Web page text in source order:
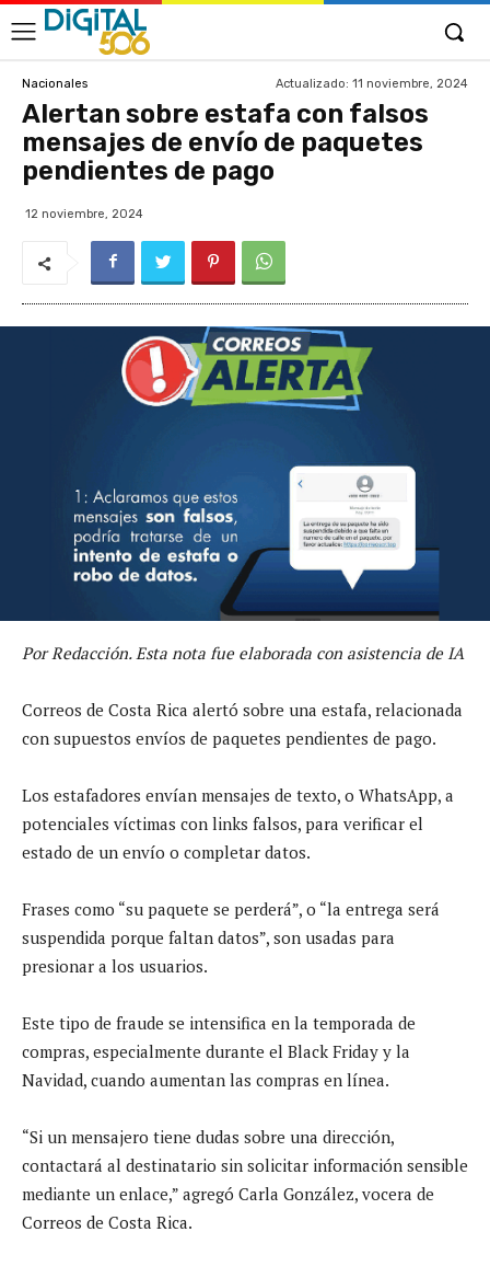
Nacionales Actualizado: 11 noviembre, 2024
Alertan sobre estafa con falsos
mensajes de envío de paquetes
pendientes de pago
12 noviembre, 2024
Por Redacción. Esta nota fue elaborada con asistencia de IA
Correos de Costa Rica alertó sobre una estafa, relacionada
con supuestos envíos de paquetes pendientes de pago.
Los estafadores envían mensajes de texto, o WhatsApp, a
potenciales víctimas con links falsos, para verificar el
estado de un envío o completar datos.
Frases como “su paquete se perderá”, o “la entrega será
suspendida porque faltan datos”, son usadas para
presionar a los usuarios.
Este tipo de fraude se intensifica en la temporada de
compras, especialmente durante el Black Friday y la
Navidad, cuando aumentan las compras en línea.
“Si un mensajero tiene dudas sobre una dirección,
contactará al destinatario sin solicitar información sensible
mediante un enlace,” agregó Carla González, vocera de
Correos de Costa Rica.